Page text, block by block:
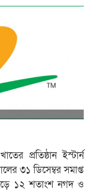
প্রতিষ্ঠান ইস্টার্ন
৩১ ডিসেম্বর সমাপ্ত
১২ শতাংশ নগদ ও